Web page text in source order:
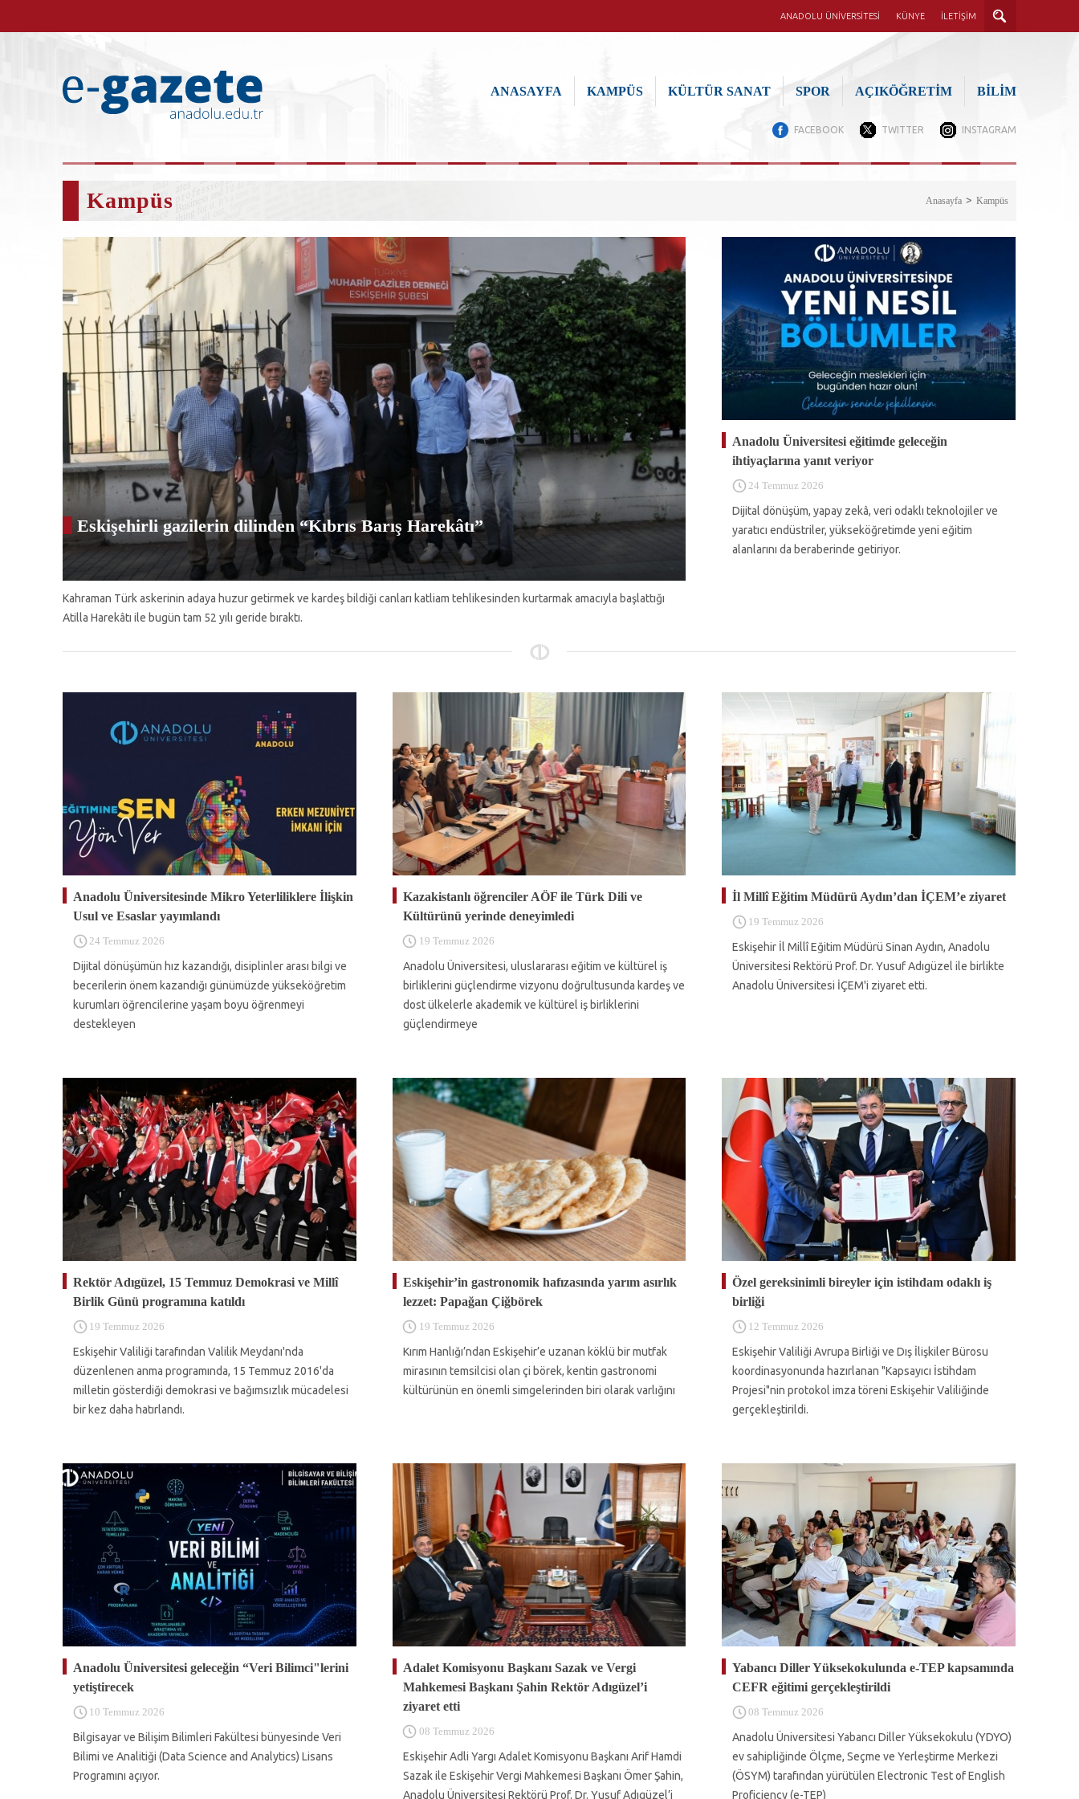
ANADOLU ÜNİVERSİTESİ KÜNYE İLETİŞİM
ANASAYFA KAMPÜS KÜLTÜR SANAT SPOR AÇIKÖĞRETİM BİLİM
FACEBOOK TWITTER INSTAGRAM
Kampüs Anasayfa Kampüs
Eskişehirli gazilerin dilinden “Kıbrıs Barış Harekâtı”
Kahraman Türk askerinin adaya huzur getirmek ve kardeş bildiği canları katliam tehlikesinden kurtarmak amacıyla başlattığı
Atilla Harekâtı ile bugün tam 52 yılı geride bıraktı.
Anadolu Üniversitesi eğitimde geleceğin
ihtiyaçlarına yanıt veriyor
24 Temmuz 2026
Dijital dönüşüm, yapay zekâ, veri odaklı teknolojiler ve
yaratıcı endüstriler, yükseköğretimde yeni eğitim
alanlarını da beraberinde getiriyor.
Anadolu Üniversitesinde Mikro Yeterliliklere İlişkin
Usul ve Esaslar yayımlandı
24 Temmuz 2026
Dijital dönüşümün hız kazandığı, disiplinler arası bilgi ve
becerilerin önem kazandığı günümüzde yükseköğretim
kurumları öğrencilerine yaşam boyu öğrenmeyi
destekleyen
Kazakistanlı öğrenciler AÖF ile Türk Dili ve
Kültürünü yerinde deneyimledi
19 Temmuz 2026
Anadolu Üniversitesi, uluslararası eğitim ve kültürel iş
birliklerini güçlendirme vizyonu doğrultusunda kardeş ve
dost ülkelerle akademik ve kültürel iş birliklerini
güçlendirmeye
İl Millî Eğitim Müdürü Aydın’dan İÇEM’e ziyaret
19 Temmuz 2026
Eskişehir İl Millî Eğitim Müdürü Sinan Aydın, Anadolu
Üniversitesi Rektörü Prof. Dr. Yusuf Adıgüzel ile birlikte
Anadolu Üniversitesi İÇEM'i ziyaret etti.
Rektör Adıgüzel, 15 Temmuz Demokrasi ve Millî
Birlik Günü programına katıldı
19 Temmuz 2026
Eskişehir Valiliği tarafından Valilik Meydanı'nda
düzenlenen anma programında, 15 Temmuz 2016'da
milletin gösterdiği demokrasi ve bağımsızlık mücadelesi
bir kez daha hatırlandı.
Eskişehir’in gastronomik hafızasında yarım asırlık
lezzet: Papağan Çiğbörek
19 Temmuz 2026
Kırım Hanlığı’ndan Eskişehir’e uzanan köklü bir mutfak
mirasının temsilcisi olan çi börek, kentin gastronomi
kültürünün en önemli simgelerinden biri olarak varlığını
Özel gereksinimli bireyler için istihdam odaklı iş
birliği
12 Temmuz 2026
Eskişehir Valiliği Avrupa Birliği ve Dış İlişkiler Bürosu
koordinasyonunda hazırlanan "Kapsayıcı İstihdam
Projesi"nin protokol imza töreni Eskişehir Valiliğinde
gerçekleştirildi.
Anadolu Üniversitesi geleceğin “Veri Bilimci"lerini
yetiştirecek
10 Temmuz 2026
Bilgisayar ve Bilişim Bilimleri Fakültesi bünyesinde Veri
Bilimi ve Analitiği (Data Science and Analytics) Lisans
Programını açıyor.
Adalet Komisyonu Başkanı Sazak ve Vergi
Mahkemesi Başkanı Şahin Rektör Adıgüzel’i
ziyaret etti
08 Temmuz 2026
Eskişehir Adli Yargı Adalet Komisyonu Başkanı Arif Hamdi
Sazak ile Eskişehir Vergi Mahkemesi Başkanı Ömer Şahin,
Anadolu Üniversitesi Rektörü Prof. Dr. Yusuf Adıgüzel’i
Yabancı Diller Yüksekokulunda e-TEP kapsamında
CEFR eğitimi gerçekleştirildi
08 Temmuz 2026
Anadolu Üniversitesi Yabancı Diller Yüksekokulu (YDYO)
ev sahipliğinde Ölçme, Seçme ve Yerleştirme Merkezi
(ÖSYM) tarafından yürütülen Electronic Test of English
Proficiency (e-TEP)